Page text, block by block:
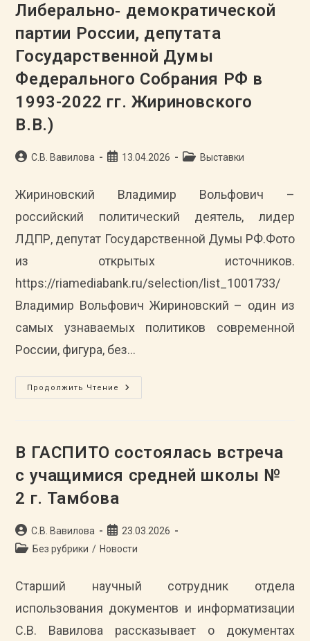
Либерально‑ демократической
партии России, депутата
Государственной Думы
Федерального Собрания РФ в
1993-2022 гг. Жириновского
В.В.)
АвторС.В. Вавилова
Запись13.04.2026
РубрикаВыставки
Жириновский Владимир Вольфович –
российский политический деятель, лидер
ЛДПР, депутат Государственной Думы РФ.Фото
из открытых источников.
https://riamediabank.ru/selection/list_1001733/
Владимир Вольфович Жириновский – один из
самых узнаваемых политиков современной
России, фигура, без…
Продолжить Чтение
«Жизнь
–
Со
Рождения
Российского
Деятеля,
Основателя
Демократической
Депутата
Государственной
Федерального
РФ
В ГАСПИТО состоялась встреча
с учащимися средней школы №
2 г. Тамбова
Автор
записи:
С.В. Вавилова
Запись
опубликована:
23.03.2026
РубрикаБез рубрики / Новости
Старший научный сотрудник отдела
использования документов и информатизации
С.В. Вавилова рассказывает о документах